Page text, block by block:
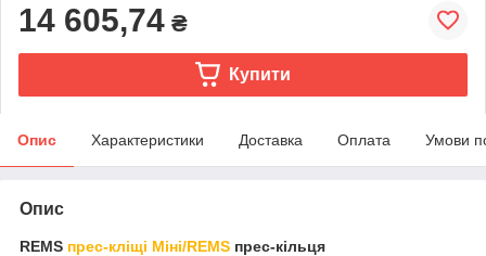
14 605,74 ₴
Купити
Опис Характеристики Доставка Оплата Умови
Опис
REMS прес-кліщі Міні/REMS прес-кільця